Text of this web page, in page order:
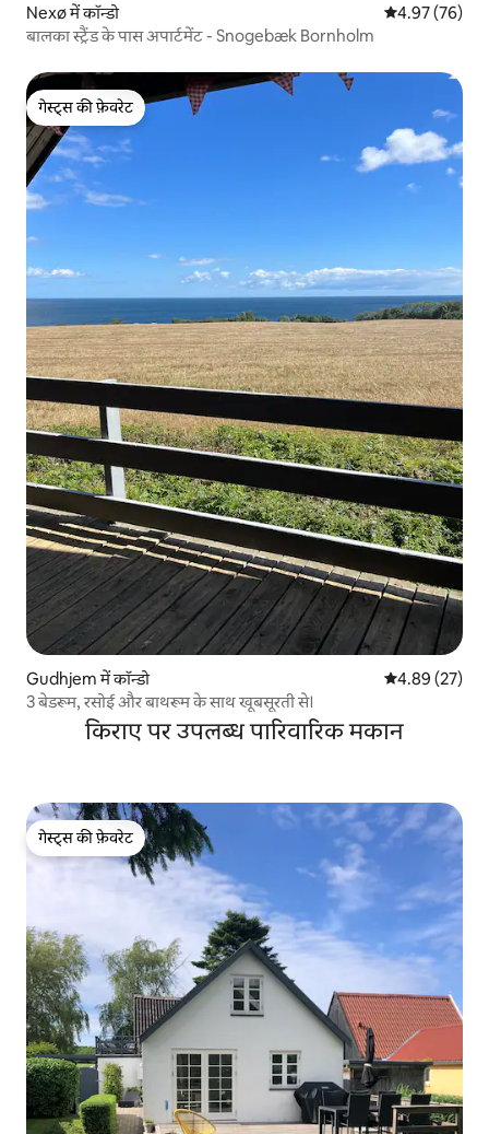
Nexø में कॉन्डो औसत रेटिंग 5 में
4.97 (76)
बालका स्ट्रैंड के पास अपार्टमेंट - Snogebæk Bornholm
गेस्ट्स की फ़ेवरेट
गेस्ट्स की फ़ेवरेट
Gudhjem में कॉन्डो औसत रेटिंग 5 में
4.89 (27)
3 बेडरूम, रसोई और बाथरूम के साथ खूबसूरती से।
किराए पर उपलब्ध पारिवारिक मकान
गेस्ट्स की फ़ेवरेट
गेस्ट्स की फ़ेवरेट